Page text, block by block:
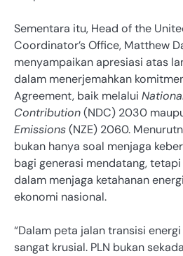
Sementara itu, Head of the
Coordinator’s Office, Matthew
menyampaikan apresiasi atas
dalam menerjemahkan
Agreement, baik melalui
Contribution(NDC) 2030
Emissions(NZE) 2060.
bukan hanya soal menjaga
bagi generasi mendatang,
dalam menjaga ketahanan
ekonomi nasional.
“Dalam peta jalan transisi
sangat krusial. PLN bukan